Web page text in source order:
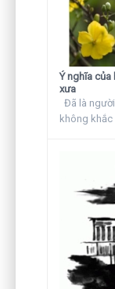
Ý nghĩa của
xưa
Đã là
không khắc